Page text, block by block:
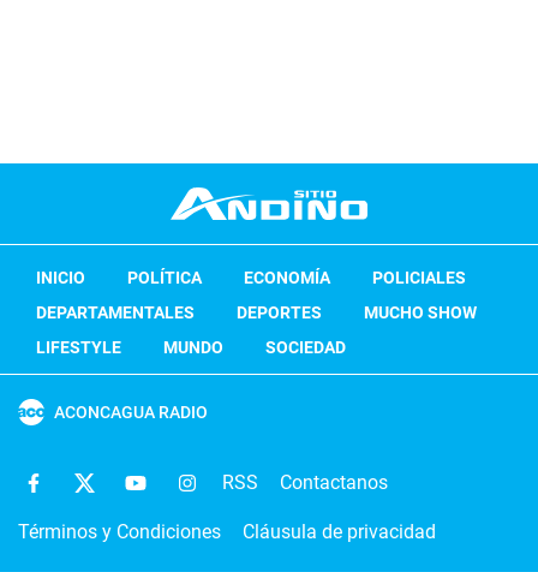
INICIO POLÍTICA ECONOMÍA
POLICIALES
DEPARTAMENTALES
DEPORTES
MUCHO SHOW
LIFESTYLE
MUNDO SOCIEDAD
ACONCAGUA RADIO
RSS Contactanos
Términos y Condiciones Cláusula de privacidad